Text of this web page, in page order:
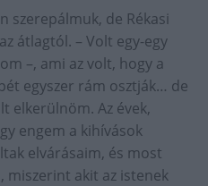
szerepálmuk, de Rékasi
átlagtól. – Volt egy-egy
–, ami az volt, hogy a
egyszer rám osztják… de
elkerülnöm. Az évek,
engem a kihívások
elvárásaim, és most
miszerint akit az istenek